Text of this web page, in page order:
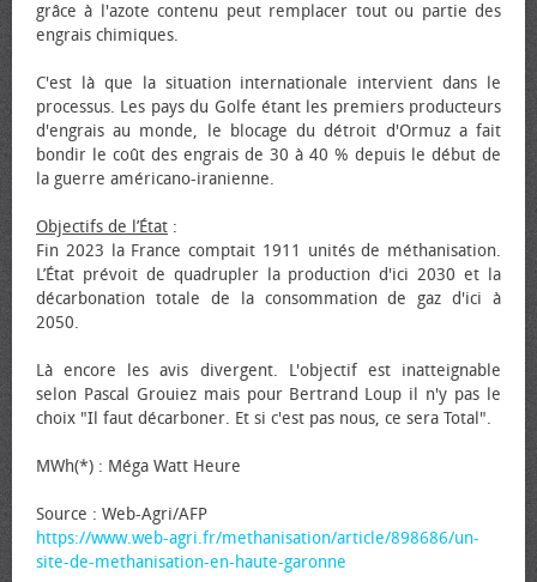
grâce à l'azote contenu peut remplacer tout ou partie des
engrais chimiques.
C'est là que la situation internationale intervient dans le
processus. Les pays du Golfe étant les premiers producteurs
d'engrais au monde, le blocage du détroit d'Ormuz a fait
bondir le coût des engrais de 30 à 40 % depuis le début de
la guerre américano-iranienne.
Objectifs de l’État :
Fin 2023 la France comptait 1911 unités de méthanisation.
L’État prévoit de quadrupler la production d'ici 2030 et la
décarbonation totale de la consommation de gaz d'ici à
2050.
Là encore les avis divergent. L'objectif est inatteignable
selon Pascal Grouiez mais pour Bertrand Loup il n'y pas le
choix "Il faut décarboner. Et si c'est pas nous, ce sera Total".
MWh(*) : Méga Watt Heure
Source : Web-Agri/AFP
https://www.web-agri.fr/methanisation/article/898686/un-
site-de-methanisation-en-haute-garonne